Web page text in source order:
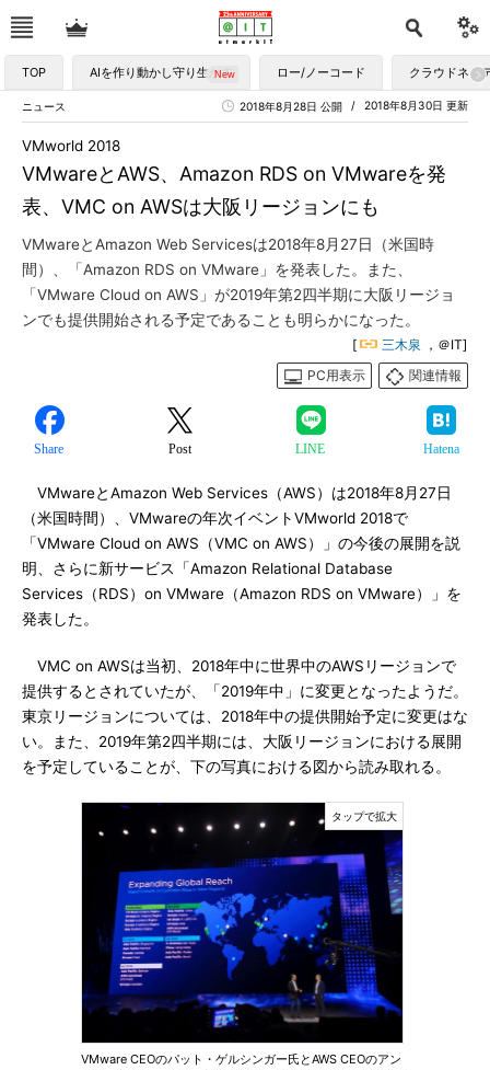
TOP AIを作り動かし守り生かす ロー/ノーコード クラウドネイ
ニュース 2018年8月30日 更新
2018年8月28日 公開
VMwareとAWS、Amazon RDS on VMwareを発
表、VMC on AWSは大阪リージョンにも
VMworld 2018
VMwareとAmazon Web Servicesは2018年8月27日（米国時
間）、「Amazon RDS on VMware」を発表した。また、
「VMware Cloud on AWS」が2019年第2四半期に大阪リージョ
ンでも提供開始される予定であることも明らかになった。
[ 三木泉 ，＠IT]
PC用表示
関連情報
Share Post LINE Hatena
VMwareとAmazon Web Services（AWS）は2018年8月27日
（米国時間）、VMwareの年次イベントVMworld 2018で
「VMware Cloud on AWS（VMC on AWS）」の今後の展開を説
明、さらに新サービス「Amazon Relational Database
Services（RDS）on VMware（Amazon RDS on VMware）」を
発表した。
VMC on AWSは当初、2018年中に世界中のAWSリージョンで
提供するとされていたが、「2019年中」に変更となったようだ。
東京リージョンについては、2018年中の提供開始予定に変更はな
い。また、2019年第2四半期には、大阪リージョンにおける展開
を予定していることが、下の写真における図から読み取れる。
VMware CEOのパット・ゲルシンガー氏とAWS CEOのアン